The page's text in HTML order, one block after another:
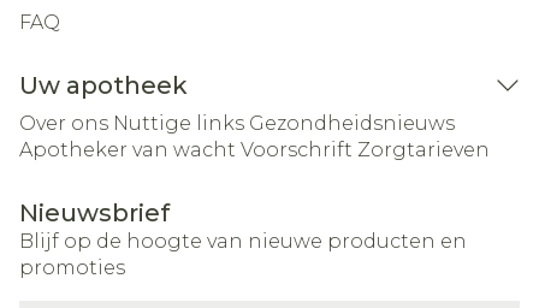
FAQ
Uw apotheek
Over ons Nuttige links Gezondheidsnieuws
Apotheker van wacht Voorschrift Zorgtarieven
Nieuwsbrief
Blijf op de hoogte van nieuwe producten en
promoties